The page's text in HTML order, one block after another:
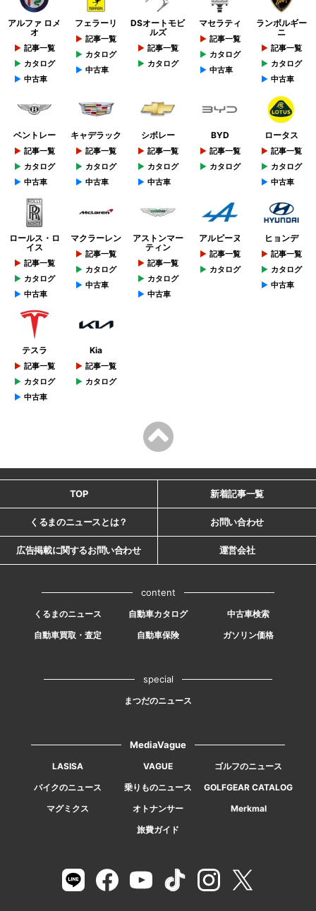
アルファ ロメ
オ
記事一覧
カタログ
中古車
フェラーリ
記事一覧
カタログ
中古車
DSオートモビ
ルズ
記事一覧
カタログ
マセラティ
記事一覧
カタログ
中古車
ランボルギー
ニ
記事一覧
カタログ
中古車
ベントレー
記事一覧
カタログ
中古車
キャデラック
記事一覧
カタログ
中古車
シボレー
記事一覧
カタログ
中古車
BYD
記事一覧
カタログ
ロータス
記事一覧
カタログ
中古車
ロールス・ロ
イス
記事一覧
カタログ
中古車
マクラーレン
記事一覧
カタログ
中古車
アストンマー
ティン
記事一覧
カタログ
中古車
アルピーヌ
記事一覧
カタログ
ヒョンデ
記事一覧
カタログ
中古車
テスラ
記事一覧
カタログ
中古車
Kia
記事一覧
カタログ
TOP 新着記事一覧
くるまのニュースとは？ お問い合わせ
広告掲載に関するお問い合わせ 運営会社
content
くるまのニュース 自動車カタログ
中古車検索
自動車買取・査定
自動車保険 ガソリン価格
special
まつだのニュース
MediaVague
LASISA VAGUE
ゴルフのニュース
バイクのニュース
乗りものニュース
GOLFGEAR CATALOG
マグミクス
オトナンサー
Merkmal
旅費ガイド